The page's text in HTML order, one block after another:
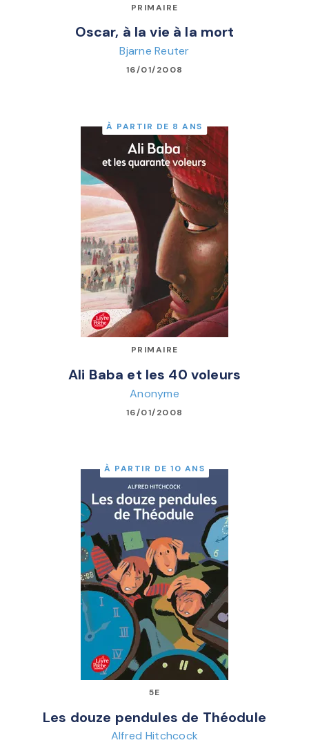
PRIMAIRE
Oscar, à la vie à la mort
Bjarne Reuter
16/01/2008
À PARTIR DE 8 ANS
PRIMAIRE
Ali Baba et les 40 voleurs
Anonyme
16/01/2008
À PARTIR DE 10 ANS
5E
Les douze pendules de Théodule
Alfred Hitchcock